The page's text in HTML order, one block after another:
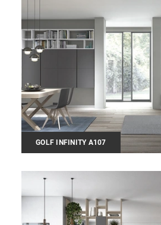
GOLF INFINITY A107